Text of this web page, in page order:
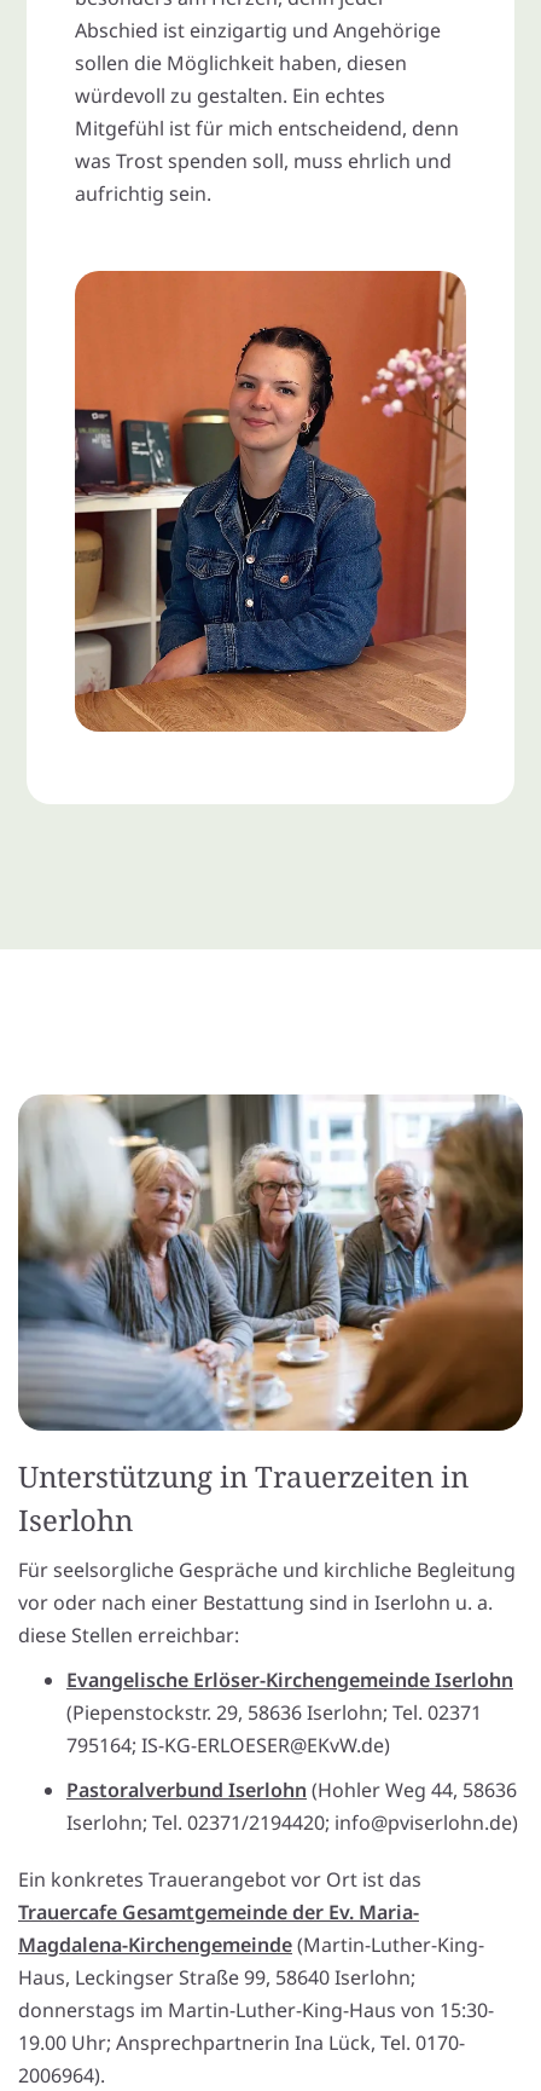
Abschied ist einzigartig und Angehörige
sollen die Möglichkeit haben, diesen
würdevoll zu gestalten. Ein echtes
Mitgefühl ist für mich entscheidend, denn
was Trost spenden soll, muss ehrlich und
aufrichtig sein.
Unterstützung in Trauerzeiten in
Iserlohn
Für seelsorgliche Gespräche und kirchliche Begleitung
vor oder nach einer Bestattung sind in Iserlohn u. a.
diese Stellen erreichbar:
Evangelische Erlöser-Kirchengemeinde Iserlohn
(Piepenstockstr. 29, 58636 Iserlohn; Tel. 02371
795164; IS-KG-ERLOESER@EKvW.de)
Pastoralverbund Iserlohn (Hohler Weg 44, 58636
Iserlohn; Tel. 02371/2194420; info@pviserlohn.de)
Ein konkretes Trauerangebot vor Ort ist das
Trauercafe Gesamtgemeinde der Ev. Maria-
Magdalena-Kirchengemeinde(Martin-Luther-King-
Haus, Leckingser Straße 99, 58640 Iserlohn;
donnerstags im Martin-Luther-King-Haus von 15:30-
19.00 Uhr; Ansprechpartnerin Ina Lück, Tel. 0170-
2006964).